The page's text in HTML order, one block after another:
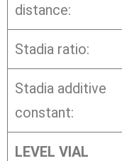
distance:
Stadia ratio:
Stadia additive
constant:
LEVEL VIAL